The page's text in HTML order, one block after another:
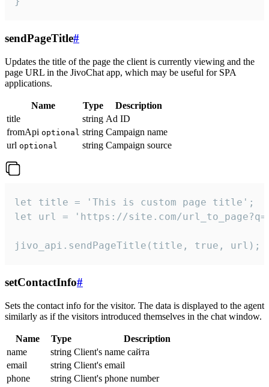
sendPageTitle#
Updates the title of the page the client is currently viewing and the
page URL in the JivoChat app, which may be useful for SPA
applications.
Name Type
Description
title
string Ad ID
fromApi optional string Campaign name
url optional string Campaign source
let title = 'This is custom page title';
let url = 'https://site.com/
jivo_api.sendPageTitle(title, true, url);
setContactInfo#
Sets the contact info for the visitor. The data is displayed to the agent
similarly as if the visitors introduced themselves in the chat window.
Name Type
Description
name
string Client's name сайта
email
string Client's email
phone
string Client's phone number